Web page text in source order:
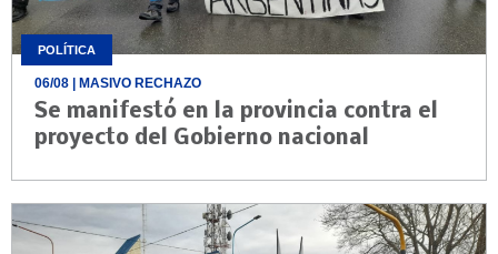
POLÍTICA
06/08 | MASIVO RECHAZO
Se manifestó en la provincia contra el
proyecto del Gobierno nacional